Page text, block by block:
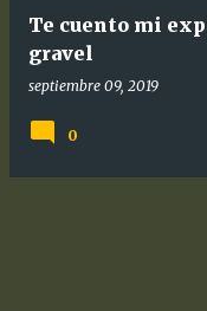
Te cuento mi
gravel
septiembre 09, 2019
0